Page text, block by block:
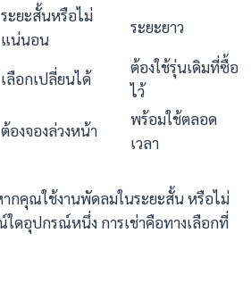
ระยะสั้นหรือไม่
แน่นอน
ระยะยาว
เลือกเปลี่ยนได้
ต้องใช้รุ่นเดิมที่ซื้อ
ไว้
ต้องจองล่วงหน้า
พร้อมใช้ตลอด
เวลา
ากคุณใช้งานพัดลมในระยะสั้น หรือไม่
ดอุปกรณ์หนึ่ง การเช่าคือทางเลือกที่